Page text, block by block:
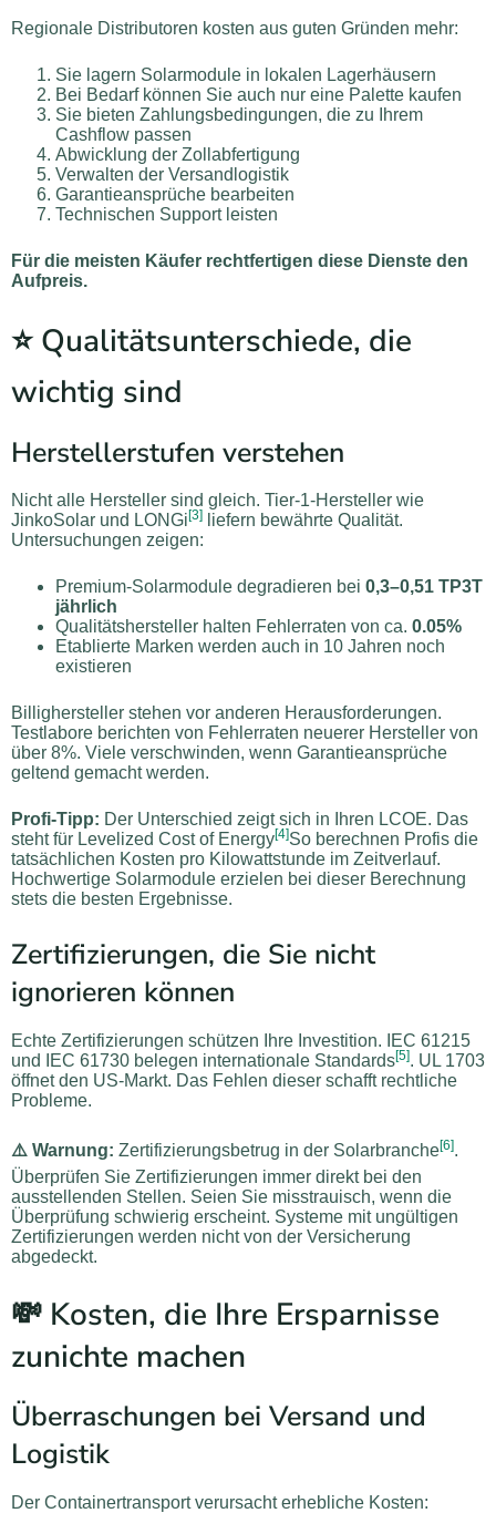
Regionale Distributoren kosten aus guten Gründen mehr:
Sie lagern Solarmodule in lokalen Lagerhäusern
Bei Bedarf können Sie auch nur eine Palette kaufen
Sie bieten Zahlungsbedingungen, die zu Ihrem
Cashflow passen
Abwicklung der Zollabfertigung
Verwalten der Versandlogistik
Garantieansprüche bearbeiten
Technischen Support leisten
Für die meisten Käufer rechtfertigen diese Dienste den
Aufpreis.
⭐ Qualitätsunterschiede, die
wichtig sind
Herstellerstufen verstehen
Nicht alle Hersteller sind gleich. Tier-1-Hersteller wie
JinkoSolar und LONGi[3]
liefern bewährte Qualität.
Untersuchungen zeigen:
Premium-Solarmodule degradieren bei 0,3–0,51 TP3T
jährlich
Qualitätshersteller halten Fehlerraten von ca. 0.05%
Etablierte Marken werden auch in 10 Jahren noch
existieren
Billighersteller stehen vor anderen Herausforderungen.
Testlabore berichten von Fehlerraten neuerer Hersteller von
über 8%. Viele verschwinden, wenn Garantieansprüche
geltend gemacht werden.
Profi-Tipp: Der Unterschied zeigt sich in Ihren LCOE. Das
steht für Levelized Cost of Energy[4]So berechnen Profis die
tatsächlichen Kosten pro Kilowattstunde im Zeitverlauf.
Hochwertige Solarmodule erzielen bei dieser Berechnung
stets die besten Ergebnisse.
Zertifizierungen, die Sie nicht
ignorieren können
Echte Zertifizierungen schützen Ihre Investition. IEC 61215
und IEC 61730 belegen internationale Standards[5]. UL 1703
öffnet den US-Markt. Das Fehlen dieser schafft rechtliche
Probleme.
⚠️ Warnung: Zertifizierungsbetrug in der Solarbranche[6].
Überprüfen Sie Zertifizierungen immer direkt bei den
ausstellenden Stellen. Seien Sie misstrauisch, wenn die
Überprüfung schwierig erscheint. Systeme mit ungültigen
Zertifizierungen werden nicht von der Versicherung
abgedeckt.
💸 Kosten, die Ihre Ersparnisse
zunichte machen
Überraschungen bei Versand und
Logistik
Der Containertransport verursacht erhebliche Kosten: